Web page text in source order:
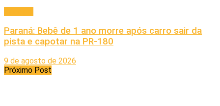
Paraná: Bebê de 1 ano morre após carro sair da
pista e capotar na PR-180
9 de agosto de 2026
Próximo Post